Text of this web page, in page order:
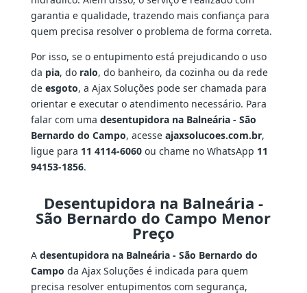
garantia e qualidade, trazendo mais confiança para
quem precisa resolver o problema de forma correta.
Por isso, se o entupimento está prejudicando o uso
da pia, do ralo, do banheiro, da cozinha ou da rede
de esgoto, a Ajax Soluções pode ser chamada para
orientar e executar o atendimento necessário. Para
falar com uma desentupidora na Balneária - São
Bernardo do Campo, acesse ajaxsolucoes.com.br,
ligue para 11 4114-6060ou chame no WhatsApp 11
94153-1856.
Desentupidora na Balneária -
São Bernardo do Campo Menor
Preço
A desentupidora na Balneária - São Bernardo do
Campo da Ajax Soluções é indicada para quem
precisa resolver entupimentos com segurança,